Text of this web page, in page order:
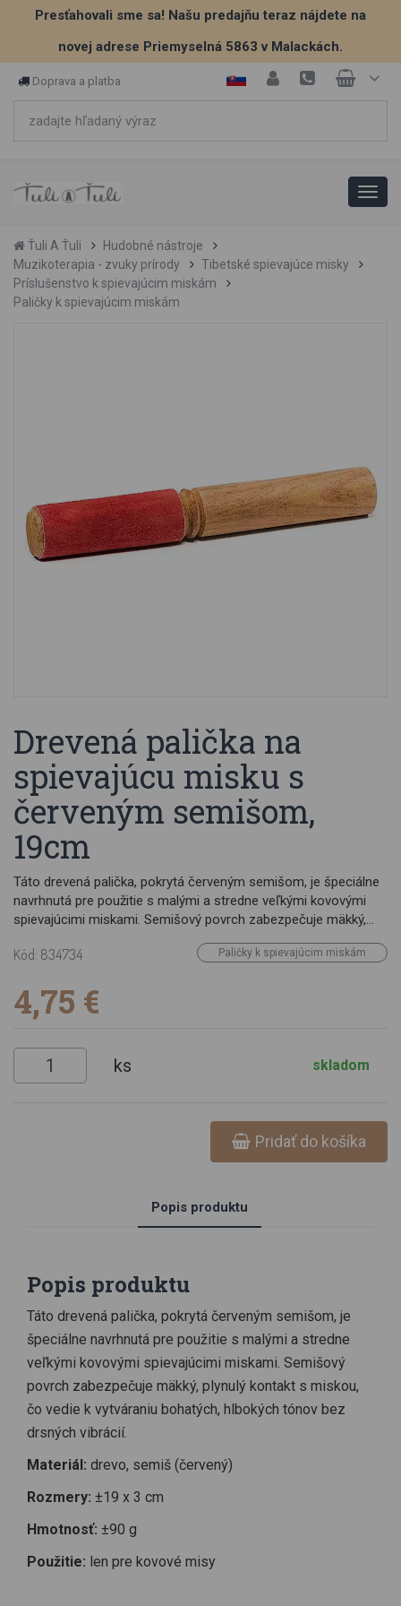
Presťahovali sme sa! Našu predajňu teraz nájdete na
novej adrese Priemyselná 5863 v Malackách.
Doprava a platba
Ťuli A Ťuli
Hudobné nástroje
Muzikoterapia - zvuky prírody
Tibetské spievajúce misky
Príslušenstvo k spievajúcim miskám
Paličky k spievajúcim miskám
Drevená palička na
spievajúcu misku s
červeným semišom,
19cm
Táto drevená palička, pokrytá červeným semišom, je špeciálne
navrhnutá pre použitie s malými a stredne veľkými kovovými
spievajúcimi miskami. Semišový povrch zabezpečuje mäkký,
hlbokých tónov bez drsných vibrácií. Materiál: drevo, semiš
pre kovové misy
Kód: 834734 Paličky k spievajúcim miskám
4,75 €
ks skladom
Pridať do košíka
Popis produktu
Popis produktu
Táto drevená palička, pokrytá červeným semišom, je
špeciálne navrhnutá pre použitie s malými a stredne
veľkými kovovými spievajúcimi miskami. Semišový
povrch zabezpečuje mäkký, plynulý kontakt s miskou,
čo vedie k vytváraniu bohatých, hlbokých tónov bez
drsných vibrácií.
Materiál: drevo, semiš (červený)
Rozmery: ±19 x 3 cm
Hmotnosť: ±90 g
Použitie: len pre kovové misy